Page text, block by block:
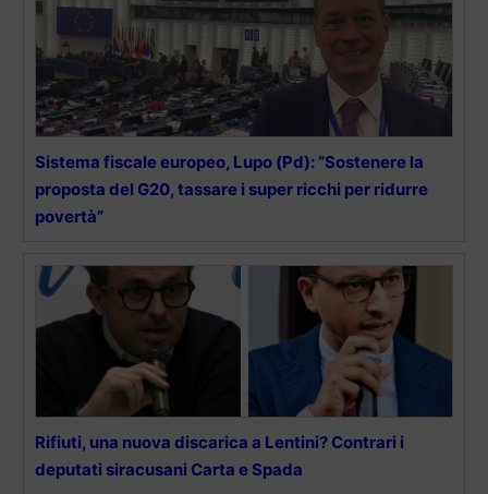
Sistema fiscale europeo, Lupo (Pd): “Sostenere la
proposta del G20, tassare i super ricchi per ridurre
povertà”
Rifiuti, una nuova discarica a Lentini? Contrari i
deputati siracusani Carta e Spada